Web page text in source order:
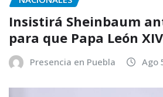
Insistirá Sheinbaum
para que Papa León
Presencia en Puebla Ago